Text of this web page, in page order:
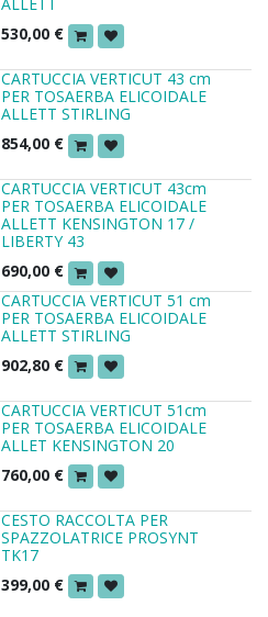
ALLETT
530,00 €
CARTUCCIA VERTICUT 43 cm
PER TOSAERBA ELICOIDALE
ALLETT STIRLING
854,00 €
CARTUCCIA VERTICUT 43cm
PER TOSAERBA ELICOIDALE
ALLETT KENSINGTON 17 /
LIBERTY 43
690,00 €
CARTUCCIA VERTICUT 51 cm
PER TOSAERBA ELICOIDALE
ALLETT STIRLING
902,80 €
CARTUCCIA VERTICUT 51cm
PER TOSAERBA ELICOIDALE
ALLET KENSINGTON 20
760,00 €
CESTO RACCOLTA PER
SPAZZOLATRICE PROSYNT
TK17
399,00 €